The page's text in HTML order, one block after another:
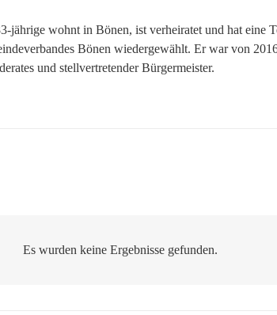
jährige wohnt in Bönen, ist verheiratet und hat eine
Bönen wiedergewählt. Er war von
und stellvertretender Bürgermeister.
Es wurden keine Ergebnisse gefunden.